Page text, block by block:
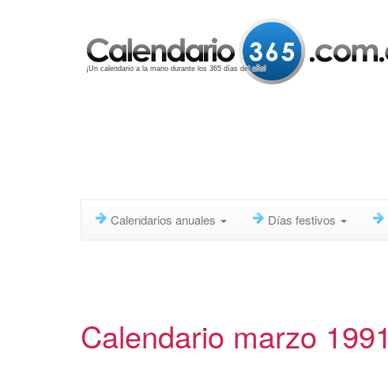
¡Un calendario a la mano durante los 365 días del año!
Calendarios anuales Días festivos
Calendario marzo 1991